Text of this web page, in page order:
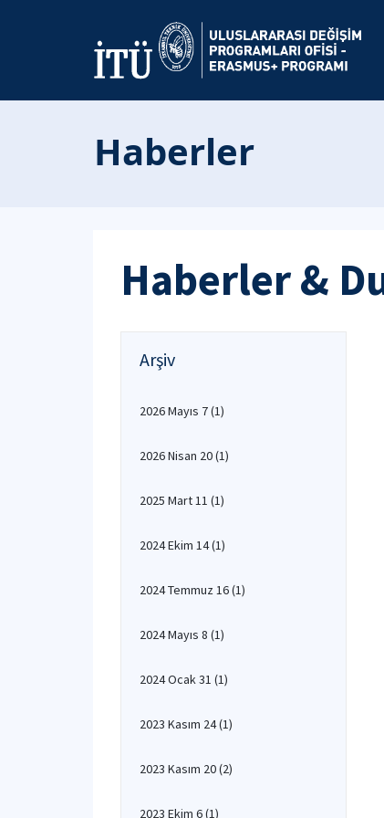
Haberler
Haberler &
Arşiv
2026 Mayıs 7(1)
2026 Nisan 20(1)
2025 Mart 11 (1)
2024 Ekim 14(1)
2024 Temmuz 16(1)
2024 Mayıs 8 (1)
2024 Ocak 31 (1)
2023 Kasım 24(1)
2023 Kasım 20(2)
2023 Ekim 6(1)